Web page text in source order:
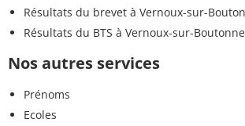
Résultats du brevet à Vernoux-sur-
Résultats du BTS à Vernoux-sur-Boutonne
Nos autres services
Prénoms
Ecoles